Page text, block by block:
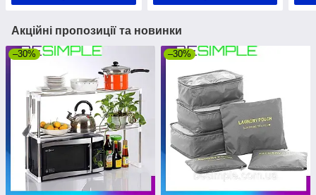
Акційні пропозиції та новинки
–30% –30%